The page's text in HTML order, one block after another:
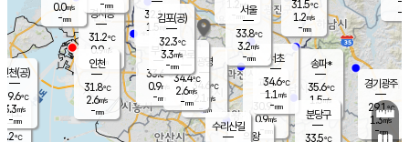
의도
℃
과천
30.9℃
0.9m/s
- mm
경기광주
29.1℃
1.3m/s
-mm
경서동
31.2℃
0.9m/s
-mm
0.0m/s
-mm -
의왕
32.1℃
1.5 m/s
mm
광명
34.6 ℃
2.1 m/s
-mm
부천
33.6℃
0.9m/s
-mm
-mm
구로
34.4℃
2.6m/s
-mm
1.2 m/s
- mm
31.5℃
1.2m/s
-mm
송파*
35.6℃
1.5m/s
-mm
서초
34.6℃
1.1 m/s
-mm
수리산길
분당구
33.5℃
인천(공)
29.6℃
3.3m/s
-mm
김포(공)
32.3℃
3.3m/s
-mm
인천
31.8℃
2.6m/s
-mm
서울
33.8℃
3.2m/s
-mm